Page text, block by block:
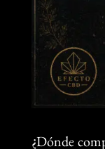
¿Dónde